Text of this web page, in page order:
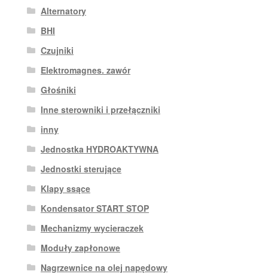
Alternatory
BHI
Czujniki
Elektromagnes. zawór
Głośniki
Inne sterowniki i przełączniki
inny
Jednostka HYDROAKTYWNA
Jednostki sterujące
Klapy ssące
Kondensator START STOP
Mechanizmy wycieraczek
Moduły zapłonowe
Nagrzewnice na olej napędowy